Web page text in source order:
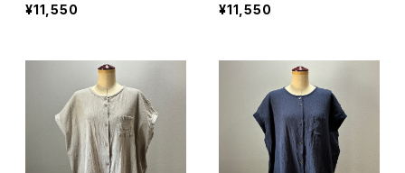
¥11,550
¥11,550